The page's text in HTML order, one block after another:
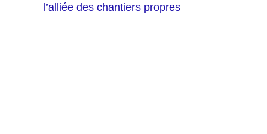
l’alliée des chantiers propres